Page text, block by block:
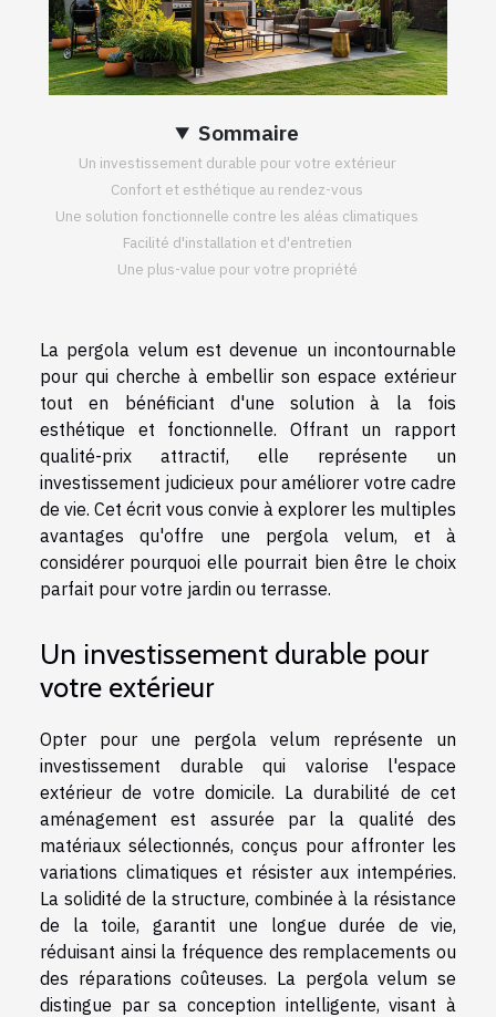
Sommaire
Un investissement durable pour votre extérieur
Confort et esthétique au rendez-vous
Une solution fonctionnelle contre les aléas climatiques
Facilité d'installation et d'entretien
Une plus-value pour votre propriété
La pergola velum est devenue un incontournable
pour qui cherche à embellir son espace extérieur
tout en bénéficiant d'une solution à la fois
esthétique et fonctionnelle. Offrant un rapport
qualité-prix attractif, elle représente un
investissement judicieux pour améliorer votre cadre
de vie. Cet écrit vous convie à explorer les multiples
avantages qu'offre une pergola velum, et à
considérer pourquoi elle pourrait bien être le choix
parfait pour votre jardin ou terrasse.
Un investissement durable pour
votre extérieur
Opter pour une pergola velum représente un
investissement durable qui valorise l'espace
extérieur de votre domicile. La durabilité de cet
aménagement est assurée par la qualité des
matériaux sélectionnés, conçus pour affronter les
variations climatiques et résister aux intempéries.
La solidité de la structure, combinée à la résistance
de la toile, garantit une longue durée de vie,
réduisant ainsi la fréquence des remplacements ou
des réparations coûteuses. La pergola velum se
distingue par sa conception intelligente, visant à